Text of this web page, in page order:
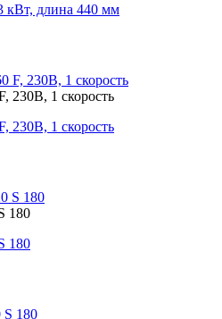
кВт, длина 440 мм
230В, 1 скорость
230В, 1 скорость
180
180